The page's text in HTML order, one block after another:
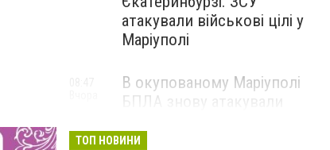
атакували військові цілі у
Маріуполі
В окупованому Маріуполі
БПЛА знову атакували
— ВІДЕО
ТОП НОВИНИ